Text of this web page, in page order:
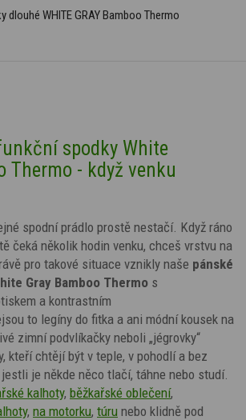
WHITE GRAY Bamboo Thermo
spodky White
Thermo - když venku
spodní prádlo prostě nestačí. Když ráno
čeká několik hodin venku, chceš vrstvu na
pro takové situace vznikly naše pánské
Gray Bamboo Thermo s
a kontrastním
to legíny do fitka a ani módní kousek na
zimní podvlíkačky neboli „jégrovky“
kteří chtějí být v teple, v pohodlí a bez
je někde něco tlačí, táhne nebo studí.
kalhoty, běžkařské oblečení,
, na motorku, túru nebo klidně pod